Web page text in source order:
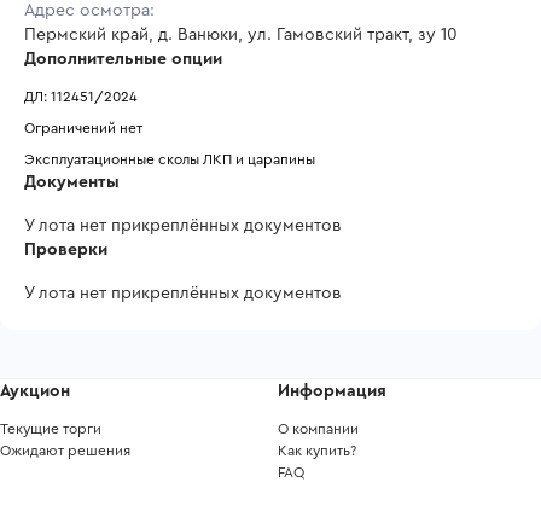
Адрес осмотра:
Пермский край, д. Ванюки, ул. Гамовский тракт, зу 10
Дополнительные опции
ДЛ: 112451/2024
Ограничений нет
Эксплуатационные сколы ЛКП и царапины
Документы
У лота нет прикреплённых документов
Проверки
У лота нет прикреплённых документов
Аукцион
Текущие торги
Ожидают решения
Информация
О компании
Как купить?
FAQ